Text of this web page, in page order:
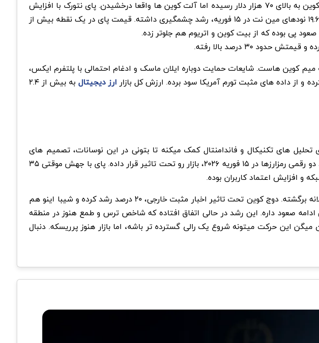
، بازار کریپتو بعد از یک دوره افت، دوباره نفس کشیده. بیت کوین به بالای ۷۰ هزار دلار رسیده اما آلت کوین ها واقعا درخشیدن. پای نتورک با افزایش
شدید قیمت، توجه همه رو جلب کرده. این توکن به خاطر نزدیک شدن مهلت به روزرسانی نسخه ۱۹.۶ نودهای مین نت در ۱۵ فوریه، رشد چشمگیری داشته. قیمت پای در یک نقطه بیش از
کوین هاست. شایعات حمایت دوباره ایلان ماسک و ادغام احتمالی با پلتفرم ایکس،
ارز دیجیتال
به بیش از ۲.۴
های تکنیکال و فاندامنتال کمک میکنه تا بتونی در این نوسانات، تصمیم های
درستی بگیری. تحقیق درباره پروژه ها و مدیریت ریسک، کلید موفقیت در این بازار پرنوسانه. سود دو رقمی رمزارزها در ۱۵ فوریه ۲۰۲۶، بازار رو تحت تاثیر قرار داده. پای با جهش موقتی ۳۵
و افزایش اعتماد کاربران بوده.
پپه با حجم انفجاری معاملات، عملکرد بهتری نسبت به رقبا نشون داده و از پایین ترین نقاط سالانه برگشته. دوج کوین تحت تاثیر اخبار مثبت خارجی، ۲۰ درصد رشد کرده و شیبا اینو هم
صعود داره. این رشد در حالی اتفاق افتاده که شاخص ترس و طمع هنوز در منطقه
این حرکت میتونه شروع یک رالی گسترده تر باشه، اما بازار هنوز پرریسکه. دنبال